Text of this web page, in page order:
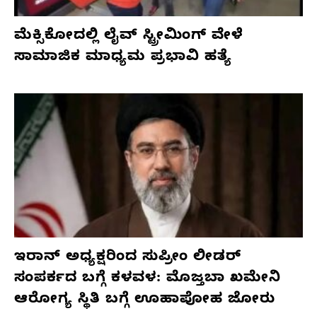
ಮೆಕ್ಸಿಕೋದಲ್ಲಿ ಲೈವ್ ಸ್ಟ್ರೀಮಿಂಗ್ ವೇಳೆ
ಸಾಮಾಜಿಕ ಮಾಧ್ಯಮ ಪ್ರಭಾವಿ ಹತ್ಯೆ
ಇರಾನ್ ಅಧ್ಯಕ್ಷರಿಂದ ಸುಪ್ರೀಂ ಲೀಡರ್
ಸಂಪರ್ಕದ ಬಗ್ಗೆ ಕಳವಳ: ಮೊಜ್ತಬಾ ಖಮೇನಿ
ಆರೋಗ್ಯ ಸ್ಥಿತಿ ಬಗ್ಗೆ ಊಹಾಪೋಹ ಜೋರು